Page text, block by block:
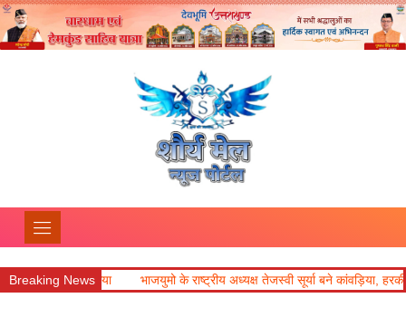
Breaking News
किया भाजयुमो के राष्ट्रीय अध्यक्ष तेजस्वी सूर्या बने कांवड़िया, हरकी पैड़ी से